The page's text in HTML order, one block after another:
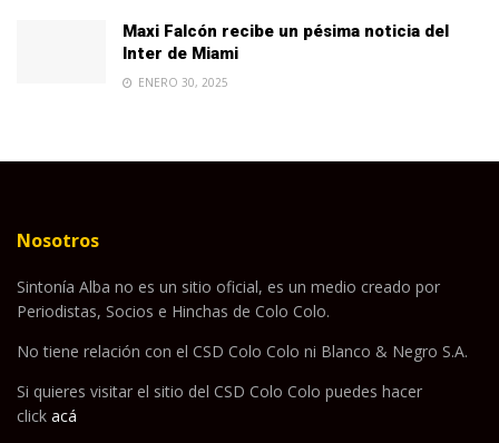
Maxi Falcón recibe un pésima noticia del
Inter de Miami
ENERO 30, 2025
Nosotros
Sintonía Alba no es un sitio oficial, es un medio creado por
Periodistas, Socios e Hinchas de Colo Colo.
No tiene relación con el CSD Colo Colo ni Blanco & Negro S.A.
Si quieres visitar el sitio del CSD Colo Colo puedes hacer
click acá